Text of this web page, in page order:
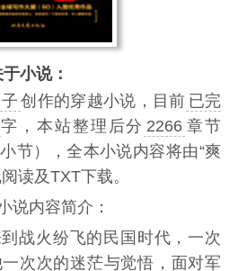
小说：
创作的穿越小说，目前 已完
字，本站整理后分 2266 章节
节），全本小说内容将由“爽
读及TXT下载。
说内容简介：
战火纷飞的民国时代，一次
次次的迷茫与觉悟，面对军